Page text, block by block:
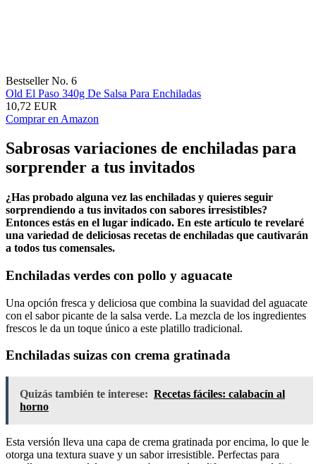
Bestseller No. 6
Old El Paso 340g De Salsa Para Enchiladas
10,72 EUR
Comprar en Amazon
Sabrosas variaciones de enchiladas para
sorprender a tus invitados
¿Has probado alguna vez las enchiladas y quieres seguir
sorprendiendo a tus invitados con sabores irresistibles?
Entonces estás en el lugar indicado. En este artículo te revelaré
una variedad de deliciosas recetas de enchiladas que cautivarán
a todos tus comensales.
Enchiladas verdes con pollo y aguacate
Una opción fresca y deliciosa que combina la suavidad del aguacate
con el sabor picante de la salsa verde. La mezcla de los ingredientes
frescos le da un toque único a este platillo tradicional.
Enchiladas suizas con crema gratinada
Quizás también te interese: Recetas fáciles: calabacín al
horno
Esta versión lleva una capa de crema gratinada por encima, lo que le
otorga una textura suave y un sabor irresistible. Perfectas para